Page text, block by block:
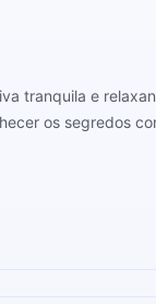
tranquila e
os segredos